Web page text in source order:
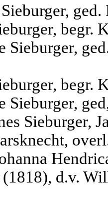
begr.
Sieburger,
begr.
Sieburger,
Sieburger,
d.v.